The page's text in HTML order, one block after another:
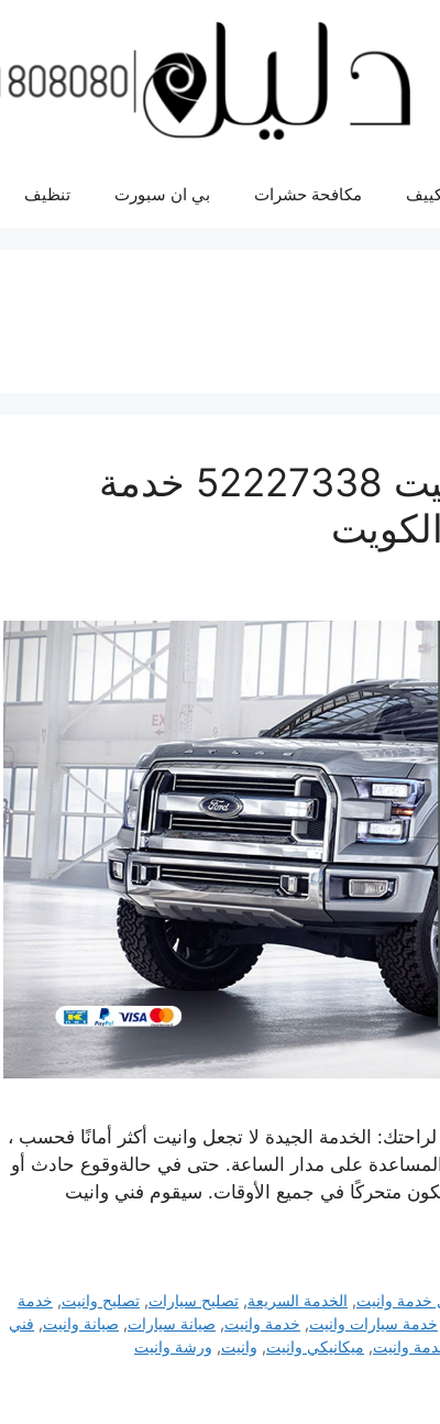
مكافحة حشرات بي ان سبورت تنظيف
افضل خدمة سيارات وانيت 52227338 خدمة
الخدمة الجيدة لا تجعل وانيت أكثر أمانًا فحسب ،
على مدار الساعة. حتى في حالةوقوع حادث أو
متحركًا في جميع الأوقات. سيقوم فني وانيت
خدمة وانيت, الخدمة السريعة,تصليح سيارات,تصليح وانيت, خدمة
خدمة سيارات وانيت, خدمة وانيت, صيانة سيارات, صيانة وانيت, فني
وانيت, ميكانيكي وانيت, وانيت, ورشة وانيت